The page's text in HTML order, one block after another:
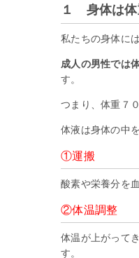
１ 身体は体
私たちの身体に
成人の男性では
す。
つまり、体重７
体液は身体の中
①運搬
酸素や栄養分を
②体温調整
体温が上がって
す。